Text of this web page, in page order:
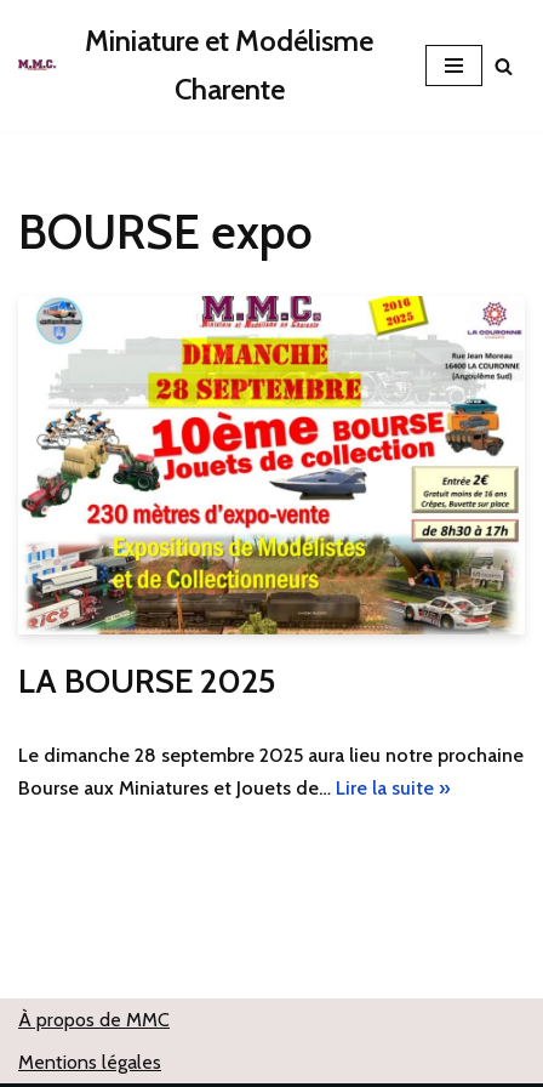
Aller
Miniature et Modélisme
Charente
BOURSE expo
LA BOURSE 2025
Le dimanche 28 septembre 2025 aura lieu notre prochaine
Bourse aux Miniatures et Jouets de… Lire la suite »
À propos de MMC
Mentions légales